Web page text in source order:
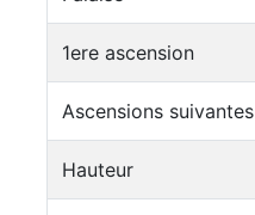
1ere ascension
Ascensions suivantes
Hauteur